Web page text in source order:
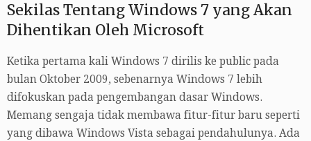
Sekilas Tentang Windows 7 yang Akan
Dihentikan Oleh Microsoft
Ketika pertama kali Windows 7 dirilis ke public pada
bulan Oktober 2009, sebenarnya Windows 7 lebih
difokuskan pada pengembangan dasar Windows.
Memang sengaja tidak membawa fitur-fitur baru seperti
yang dibawa Windows Vista sebagai pendahulunya. Ada